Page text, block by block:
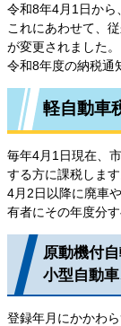
令和8年4月1日から
これにあわせて、
が変更されました。
令和8年度の納税通
軽自動車
毎年4月1日現在、
する方に課税します
4月2日以降に廃車
有者にその年度分
原動機付
小型自動
登録年月にかかわ